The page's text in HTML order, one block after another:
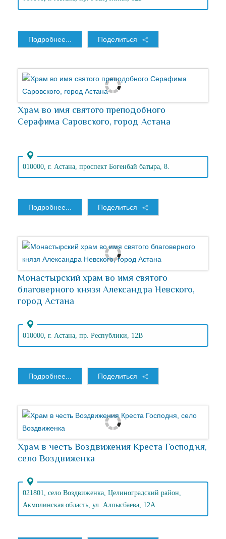
Подробнее... Поделиться
Храм во имя святого преподобного
Серафима Саровского, город Астана
010000, г. Астана, проспект Богенбай батыра, 8.
Подробнее... Поделиться
Монастырский храм во имя святого
благоверного князя Александра Невского,
город Астана
010000, г. Астана, пр. Республики, 12В
Подробнее... Поделиться
Храм в честь Воздвижения Креста Господня,
село Воздвиженка
021801, село Воздвиженка, Целиноградский район,
Акмолинская область, ул. Алпысбаева, 12А